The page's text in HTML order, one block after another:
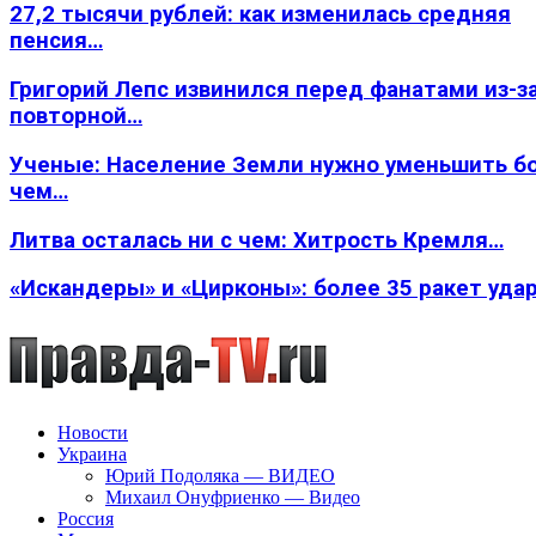
27,2 тысячи рублей: как изменилась средняя
пенсия…
Григорий Лепс извинился перед фанатами из-
повторной…
Ученые: Население Земли нужно уменьшить
чем…
Литва осталась ни с чем: Хитрость Кремля…
«Искандеры» и «Цирконы»: более 35 ракет
Новости
Украина
Юрий Подоляка — ВИДЕО
Михаил Онуфриенко — Видео
Россия